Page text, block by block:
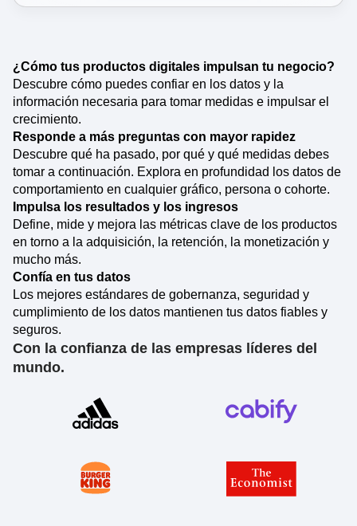
¿Cómo tus productos digitales impulsan tu negocio?
Descubre cómo puedes confiar en los datos y la
información necesaria para tomar medidas e impulsar el
crecimiento.
Responde a más preguntas con mayor rapidez
Descubre qué ha pasado, por qué y qué medidas debes
tomar a continuación. Explora en profundidad los datos de
comportamiento en cualquier gráfico, persona o cohorte.
Impulsa los resultados y los ingresos
Define, mide y mejora las métricas clave de los productos
en torno a la adquisición, la retención, la monetización y
mucho más.
Confía en tus datos
Los mejores estándares de gobernanza, seguridad y
cumplimiento de los datos mantienen tus datos fiables y
seguros.
Con la confianza de las empresas líderes del
mundo.